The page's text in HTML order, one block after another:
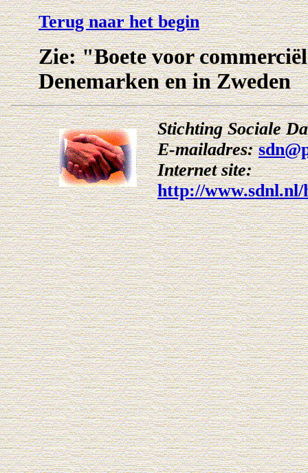
Terug naar het begin
Zie: "Boete voor
Denemarken en in Zweden
Stichting Sociale
E-mailadres:
Internet site:
http://